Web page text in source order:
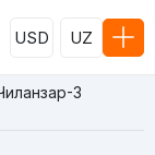
USD UZ
3